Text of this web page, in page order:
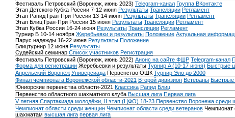
Фестиваль Петровский (Воронеж, июнь 2023) Telegram-канал Группа ВКонтакте
Этап Детского Кубка России 7-12 июня Результаты Трансляции Регламент
Этап Рапид Гран-При России 13-14 июня Результаты Трансляции Регламент
Этап Блиц Гран-При России 15 июня Результаты Трансляции Регламент
Этап Кубка России 16-24 июня Результаты Трансляции Регламент
Турнир Б 10-14 ноября Жеребьевки и результаты Положение Актуальная
Парус надежды 16-22 июня Результаты Положение
Блицтурнир 12 июня Результаты
Судейский семинар Список участников Регистрация
Фестиваль Петровский (Воронеж, июнь 2022) Анонс на сайте ФШР Telegram-канал
Форма для регистрации Жеребьевки и результаты Турнир A (10-17 июня) Быстрые
Апрельский Воронеж Универсиада Первенство ОШК Турнир Эло до 2000
Финал чемпионата Воронежской области-2021 Второй дивизион Ветераны
Юниорские первенства области-2021 Классика Рапид Блиц
Первенство областного шахматного клуба Высшая лига Первая лига
V летняя Спартакиада молодёжи, II этап (ЦФО) 18-23 Первенство Воронежа среди
Чемпионат области среди женщин Чемпионат области среди ветеранов Чемпионат
шахматам высшая лига первая лига